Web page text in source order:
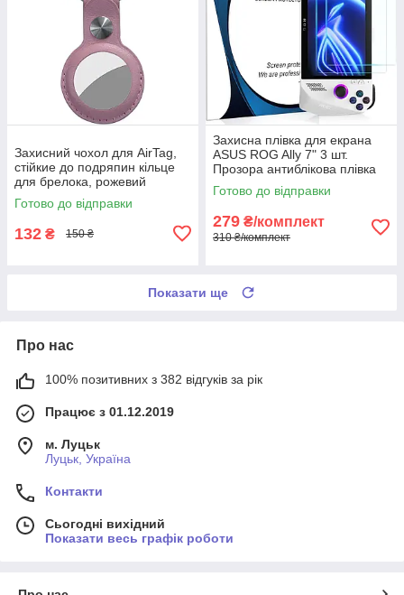
Захисний чохол для AirTag,
стійкие до подряпин кільце
для брелока, рожевий
Готово до відправки
132 ₴ 150 ₴
Захисна плівка для екрана
ASUS ROG Ally 7" 3 шт.
Прозора антиблікова плівка
від подряпин і відбитків
Готово до відправки
279 ₴/комплект
310 ₴/комплект
Показати ще
Про нас
100% позитивних з 382 відгуків за рік
Працює з 01.12.2019
м. Луцьк
Луцьк, Україна
Контакти
Сьогодні вихідний
Показати весь графік роботи